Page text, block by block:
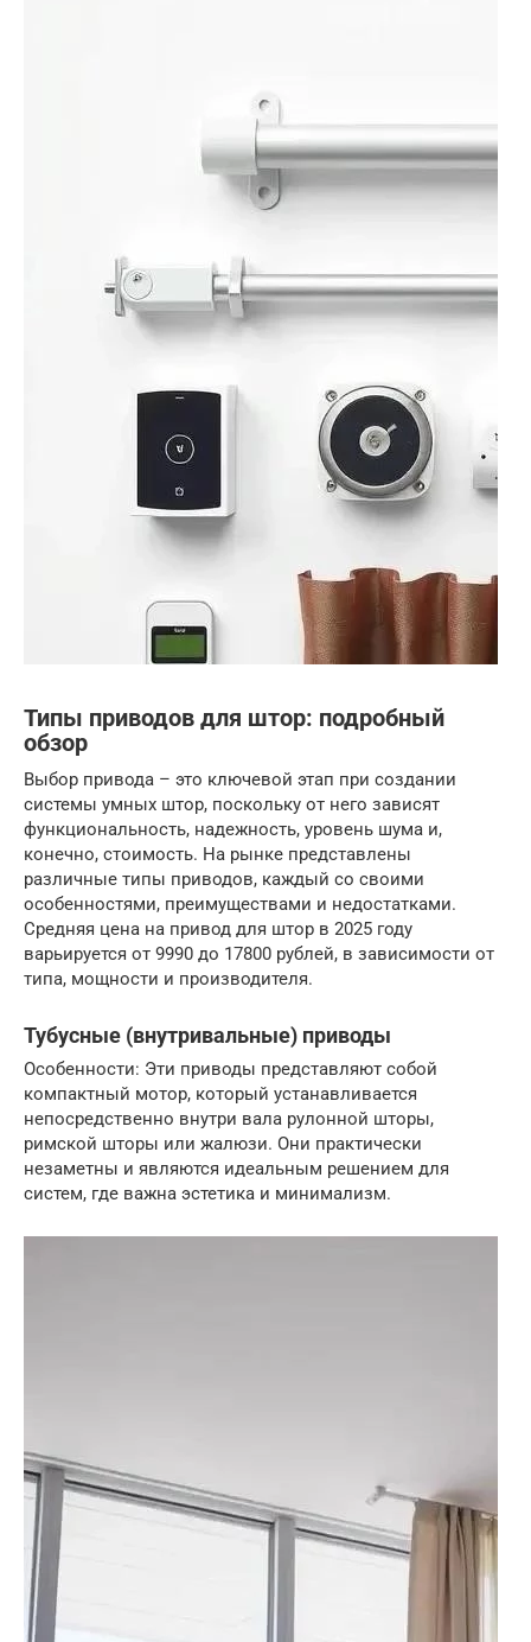
Типы приводов для штор: подробный
обзор
Выбор привода – это ключевой этап при создании
системы умных штор, поскольку от него зависят
функциональность, надежность, уровень шума и,
конечно, стоимость. На рынке представлены
различные типы приводов, каждый со своими
особенностями, преимуществами и недостатками.
Средняя цена на привод для штор в 2025 году
варьируется от 9990 до 17800 рублей, в зависимости от
типа, мощности и производителя.
Тубусные (внутривальные) приводы
Особенности: Эти приводы представляют собой
компактный мотор, который устанавливается
непосредственно внутри вала рулонной шторы,
римской шторы или жалюзи. Они практически
незаметны и являются идеальным решением для
систем, где важна эстетика и минимализм.